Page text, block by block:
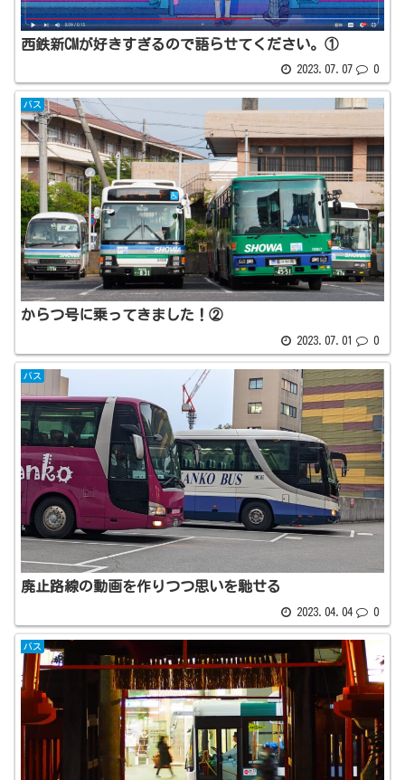
西鉄新CMが好きすぎるので語らせてください。①
2023.07.07 0
バス
からつ号に乗ってきました！②
2023.07.01 0
バス
廃止路線の動画を作りつつ思いを馳せる
2023.04.04 0
バス